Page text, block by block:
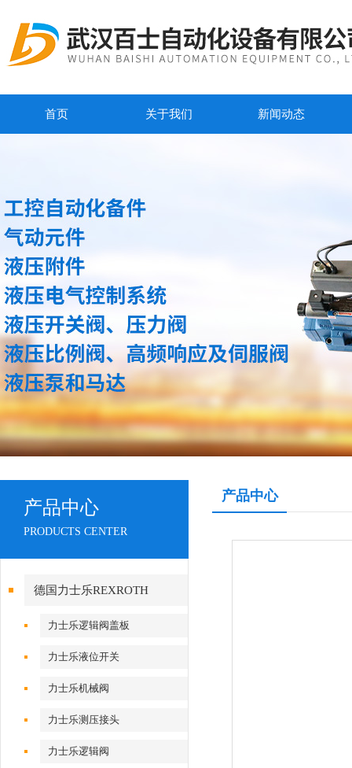
首页 关于我们 新闻动态
产品中心
PRODUCTS CENTER
德国力士乐REXROTH
力士乐逻辑阀盖板
力士乐液位开关
力士乐机械阀
力士乐测压接头
力士乐逻辑阀
产品中心